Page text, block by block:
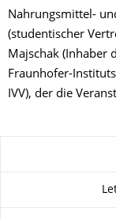
Nahrungsmittel-
(studentischer
Majschak (Inhaber
Fraunhofer-
IVV), der die